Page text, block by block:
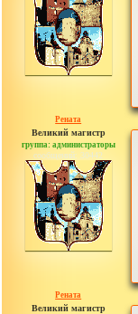
Рената
Великий магистр
группа: администраторы
сообщений: 30442
Рената
Великий магистр